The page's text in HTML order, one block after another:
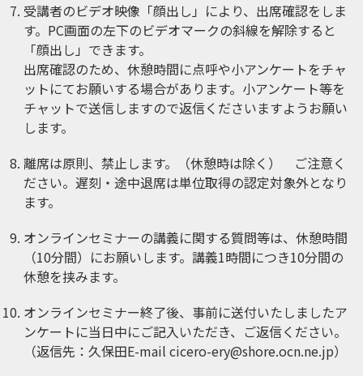
受講者のビデオ映像「顔出し」により、出席確認をしま
す。PC画面の左下のビデオマークの斜線を解除すると
「顔出し」できます。
出席確認のため、休憩時間に点呼や小アンケートをチャ
ットにてお願いする場合があります。小アンケート等を
チャットで送信しますので返信くださいますようお願い
します。
離席は原則、禁止します。（休憩時は除く） ご注意く
ださい。遅刻・途中退席は単位取得の認定対象外となり
ます。
オンラインセミナーの講義に関する質問等は、休憩時間
（10分間）にお願いします。講義1時間につき10分間の
休憩を挟みます。
オンラインセミナー終了後、事前に送付いたしましたア
ンケートに当日中にご記入いただき、ご返信ください。
（返信先：久保田E-mail cicero-ery@shore.ocn.ne.jp）